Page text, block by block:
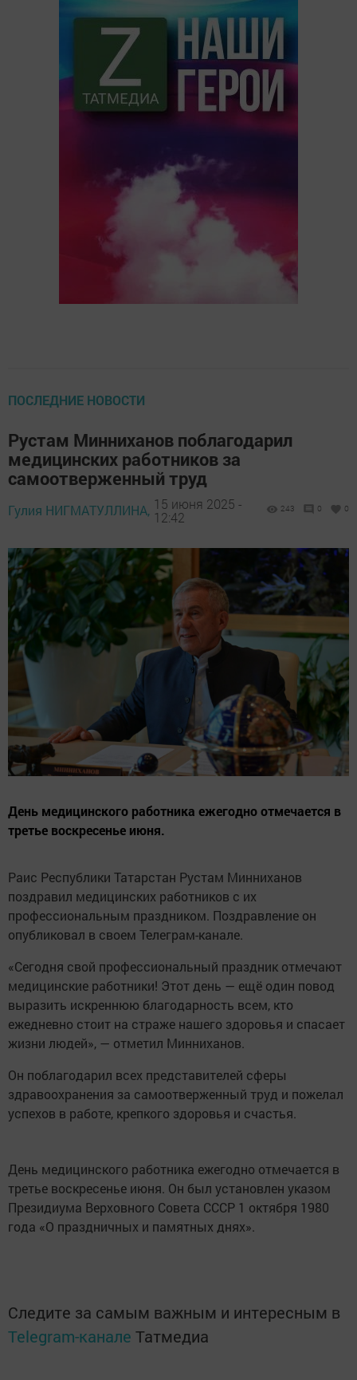
ПОСЛЕДНИЕ НОВОСТИ
Рустам Минниханов поблагодарил
медицинских работников за
самоотверженный труд
Гулия НИГМАТУЛЛИНА, 15 июня 2025 -
12:42
243 0 0
День медицинского работника ежегодно отмечается в
третье воскресенье июня.
Раис Республики Татарстан Рустам Минниханов
поздравил медицинских работников с их
профессиональным праздником. Поздравление он
опубликовал в своем Телеграм-канале.
«Сегодня свой профессиональный праздник отмечают
медицинские работники! Этот день — ещё один повод
выразить искреннюю благодарность всем, кто
ежедневно стоит на страже нашего здоровья и спасает
жизни людей», — отметил Минниханов.
Он поблагодарил всех представителей сферы
здравоохранения за самоотверженный труд и пожелал
успехов в работе, крепкого здоровья и счастья.
День медицинского работника ежегодно отмечается в
третье воскресенье июня. Он был установлен указом
Президиума Верховного Совета СССР 1 октября 1980
года «О праздничных и памятных днях».
Следите за самым важным и интересным в
Telegram-канале Татмедиа